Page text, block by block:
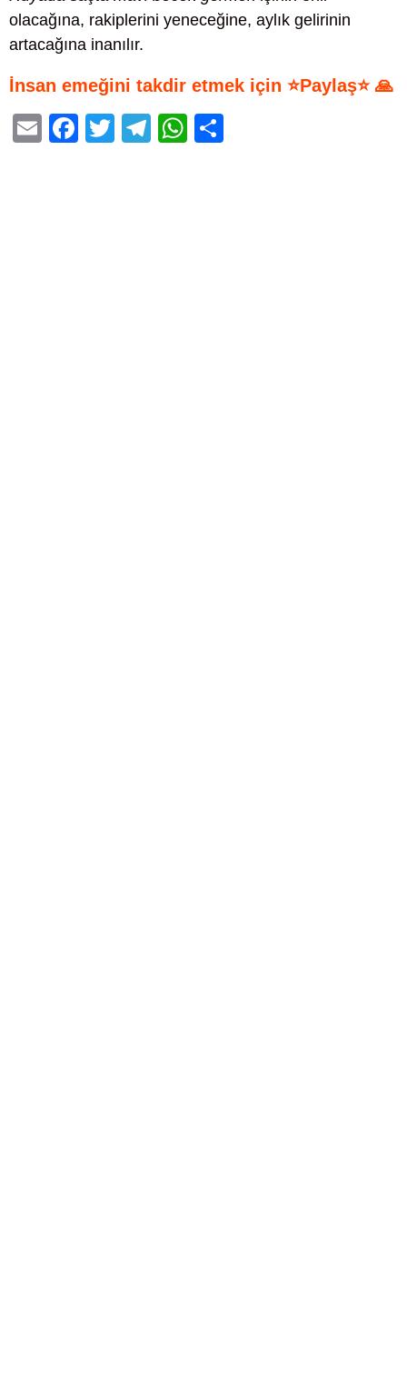
olacağına, rakiplerini yeneceğine, aylık gelirinin
artacağına inanılır.
İnsan emeğini takdir etmek için ⭐Paylaş⭐ 🙏
E
F
T
T
W